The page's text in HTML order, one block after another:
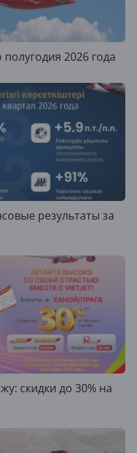
2026 года
результаты за
скидки до 30% на